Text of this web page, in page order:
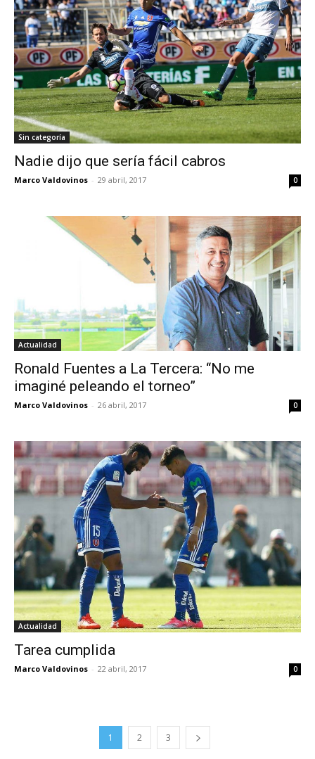
Sin categoría
Nadie dijo que sería fácil cabros
Marco Valdovinos - 29 abril, 2017 0
Actualidad
Ronald Fuentes a La Tercera: “No me
imaginé peleando el torneo”
Marco Valdovinos - 26 abril, 2017 0
Actualidad
Tarea cumplida
Marco Valdovinos - 22 abril, 2017 0
1 2 3